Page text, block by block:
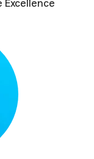
Excellence